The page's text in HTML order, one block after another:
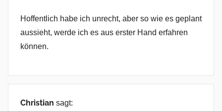
Hoffentlich habe ich unrecht, aber so wie es geplant
aussieht, werde ich es aus erster Hand erfahren
können.
Christian sagt: